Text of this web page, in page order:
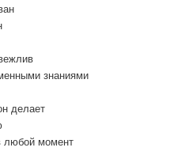
знаниями
делает
любой момент